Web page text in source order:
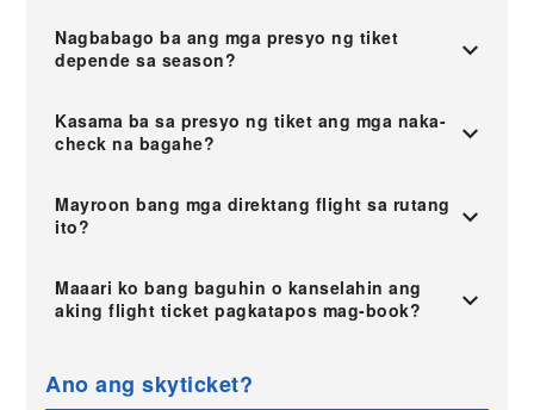
Nagbabago ba ang mga presyo ng tiket
depende sa season?
Kasama ba sa presyo ng tiket ang mga naka-
check na bagahe?
Mayroon bang mga direktang flight sa rutang
ito?
Maaari ko bang baguhin o kanselahin ang
aking flight ticket pagkatapos mag-book?
Ano ang skyticket?